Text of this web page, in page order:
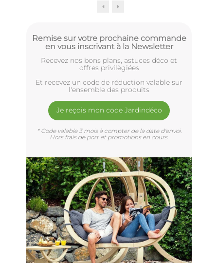
Remise sur votre prochaine commande
en vous inscrivant à la Newsletter
Recevez nos bons plans, astuces déco et
offres privilègiées
Et recevez un code de réduction valable sur
l'ensemble des produits
Je reçois mon code Jardindéco
* Code valable 3 mois à compter de la date d'envoi.
Hors frais de port et promotions en cours.